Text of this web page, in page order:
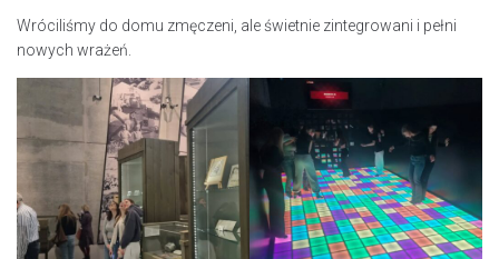
​Wróciliśmy do domu zmęczeni, ale świetnie zintegrowani i pełni
nowych wrażeń.